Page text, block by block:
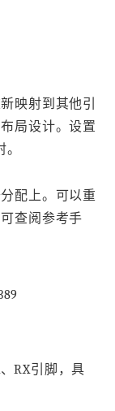
映射到其他引
局设计。设置
配上。可以重
查阅参考手
RX引脚，具